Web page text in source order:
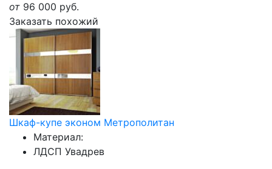
от 96 000 руб.
Заказать похожий
Шкаф-купе эконом Метрополитан
Материал:
ЛДСП Увадрев